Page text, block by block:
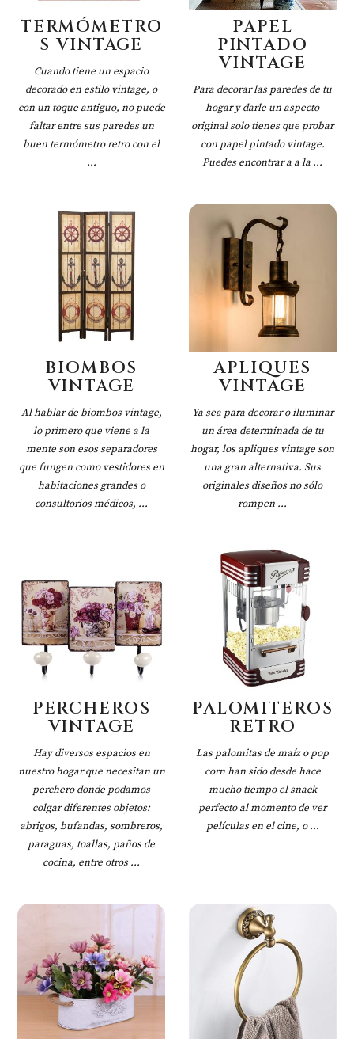
TERMÓMETRO
S VINTAGE
Cuando tiene un espacio
decorado en estilo vintage, o
con un toque antiguo, no puede
faltar entre sus paredes un
buen termómetro retro con el
...
PAPEL
PINTADO
VINTAGE
Para decorar las paredes de tu
hogar y darle un aspecto
original solo tienes que probar
con papel pintado vintage.
Puedes encontrar a a la ...
BIOMBOS
VINTAGE
Al hablar de biombos vintage,
lo primero que viene a la
mente son esos separadores
que fungen como vestidores en
habitaciones grandes o
consultorios médicos, ...
APLIQUES
VINTAGE
Ya sea para decorar o iluminar
un área determinada de tu
hogar, los apliques vintage son
una gran alternativa. Sus
originales diseños no sólo
rompen ...
PERCHEROS
VINTAGE
Hay diversos espacios en
nuestro hogar que necesitan un
perchero donde podamos
colgar diferentes objetos:
abrigos, bufandas, sombreros,
paraguas, toallas, paños de
cocina, entre otros ...
PALOMITEROS
RETRO
Las palomitas de maíz o pop
corn han sido desde hace
mucho tiempo el snack
perfecto al momento de ver
películas en el cine, o ...